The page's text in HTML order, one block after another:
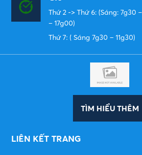
Thứ 2 -> Thứ 6: (Sáng: 7g30
– 17g00)
Thứ 7: ( Sáng 7g30 – 11g30)
TÌM HIỂU THÊM
LIÊN KẾT TRANG